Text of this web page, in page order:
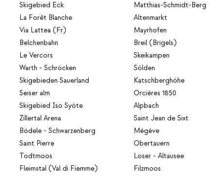
Skigebied Eck
La Forêt Blanche
Via Lattea (Fr)
Belchenbahn
Le Vercors
Warth - Schröcken
Skigebieden Sauerland
Seiser alm
Skigebied Iso Syöte
Zillertal Arena
Bödele - Schwarzenberg
Saint Pierre
Todtmoos
Fleimstal (Val di Fiemme)
Matthias-Schmidt-Berg
Altenmarkt
Mayrhofen
Breil (Brigels)
Skeikampen
Sölden
Katschberghöhe
Orcières 1850
Alpbach
Saint Jean de Sixt
Mégève
Obertauern
Loser - Altausee
Filzmoos